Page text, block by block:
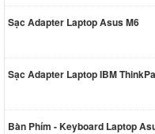
Sạc Adapter Laptop Asus M6
Sạc Adapter Laptop IBM
Bàn Phím - Keyboard Laptop